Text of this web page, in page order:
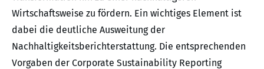
Wirtschaftsweise zu fördern. Ein wichtiges Element ist
dabei die deutliche Ausweitung der
Nachhaltigkeitsberichterstattung. Die entsprechenden
Vorgaben der Corporate Sustainability Reporting